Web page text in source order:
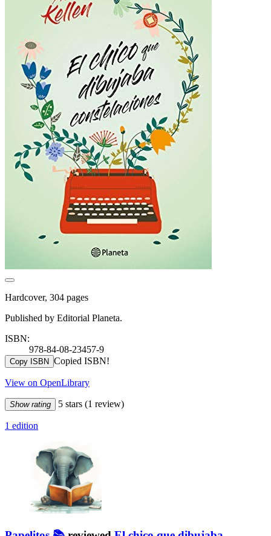
Hardcover, 304 pages
Published by Editorial Planeta.
ISBN:
978-84-08-23457-9
Copy ISBN Copied ISBN!
View on OpenLibrary
Show rating 5 stars (1 review)
1 edition